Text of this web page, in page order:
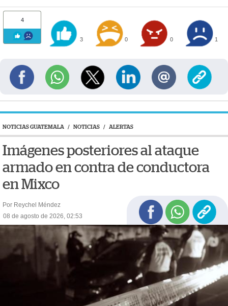
4
3 0 0 1
NOTICIAS GUATEMALA / NOTICIAS / ALERTAS
Imágenes posteriores al ataque
armado en contra de conductora
en Mixco
Por Reychel Méndez
08 de agosto de 2026, 02:53